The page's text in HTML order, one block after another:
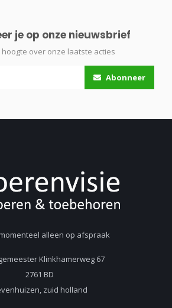
je op onze nieuwsbrief
hoogte over onze laatste acties
Abonneer
alleen op afspraak
Klinkhamerweg 67
2761 BD
zuid holland